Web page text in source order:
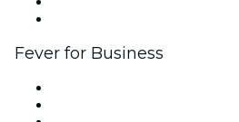
Fever for Business